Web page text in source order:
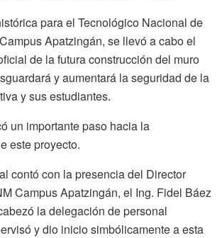
para el Tecnológico Nacional de
Apatzingán, se llevó a cabo el
de la futura construcción del muro
y aumentará la seguridad de la
y sus estudiantes.
un importante paso hacia la
este proyecto.
contó con la presencia del Director
Campus Apatzingán, el Ing. Fidel Báez
la delegación de personal
y dio inicio simbólicamente a esta